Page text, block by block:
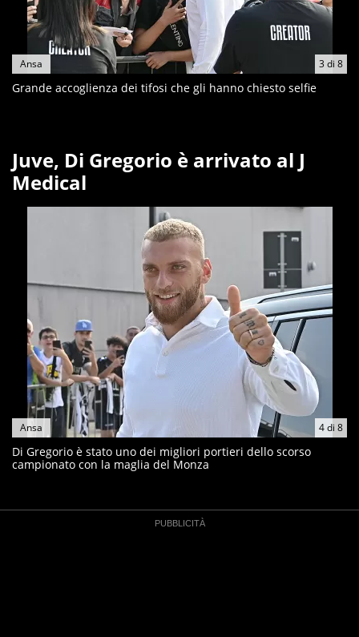
3 di 8
Ansa
Grande accoglienza dei tifosi che gli hanno chiesto selfie
Juve, Di Gregorio è arrivato al J
Medical
4di 8
Ansa
Di Gregorio è stato uno dei migliori portieri dello scorso
campionato con la maglia del Monza